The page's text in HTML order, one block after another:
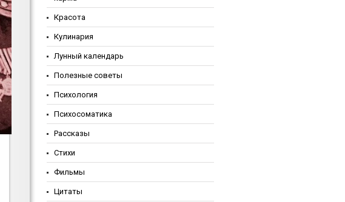
Красота
Кулинария
Лунный календарь
Полезные советы
Психология
Психосоматика
Рассказы
Стихи
Фильмы
Цитаты